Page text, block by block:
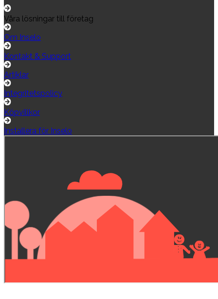
Våra lösningar till företag
Om Inselo
Kontakt & Support
Artiklar
Integritetspolicy
Köpvillkor
Installera för Inselo